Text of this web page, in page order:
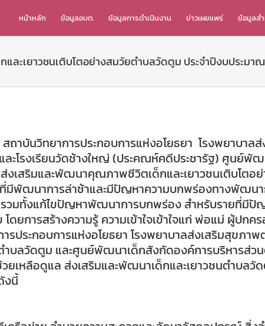
หน้าหลัก ข้อมูลอบต. ข้อมูลการดำเนินงาน ข่าวเผยแพร่ ข้อมูลส
ะเยาวชนเติบโตอย่างสมวัยตำบลวัดตูม ประจำปีงบประมา
ถาบันวิทยาการประกอบการแห่งอโยธยา โรงพยาบา
ละโรงเรียนวัดช้างใหญ่ (ประคณห์คดีประชารัฐ) ศูนย์
ส่งเสริมและพัฒนาคุณภาพชีวิตเด็กและเยาวชนเติบโต
ที่มีพัฒนาการล่าช้าและมีปัญหาความบกพร่องทางพัฒน
รวมทั้งแก้ไขปัญหาพัฒนาการบกพร่อง สำหรับรายที่มี
ยการสร้างความรู้ ความเข้าใจเข้าใจแก่ พ่อแม่ ผู้ปกค
รประกอบการแห่งอโยธยา โรงพยาบาลส่งเสริมสุขภ
ำบลวัดตูม และศูนย์พัฒนาเด็กสังกัดองค์การบริหารส่
วยเหลือดูแล ส่งเสริมและพัฒนาเด็กและเยาวชนตำบ
งนี้